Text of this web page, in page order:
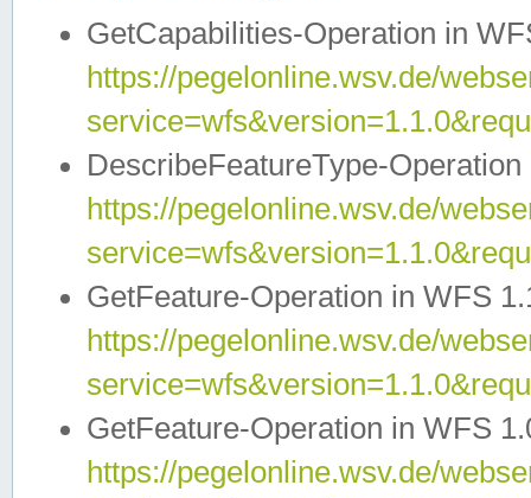
GetCapabilities-Operation in
https://pegelonline.wsv.de/
DescribeFeatureType-
https://pegelonline.wsv.de/
GetFeature-Operation in WFS
https://pegelonline.wsv.de/
GetFeature-Operation in WFS
https://pegelonline.wsv.de/